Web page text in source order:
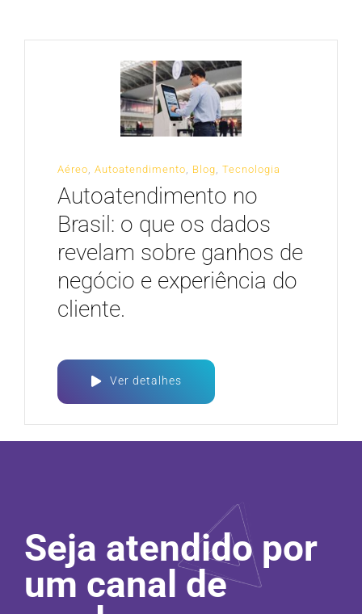
Aéreo, Autoatendimento, Blog, Tecnologia
Autoatendimento no
Brasil: o que os dados
revelam sobre ganhos de
negócio e experiência do
cliente.
Ver detalhes
Seja atendido por
um canal de